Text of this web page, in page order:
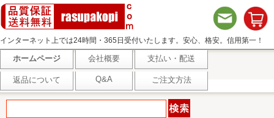
インターネット上では24時間・365日受付いたします。安心、格安。信用第一！
ホームページ 会社概要 支払い・配送
返品について Q&A ご注文方法